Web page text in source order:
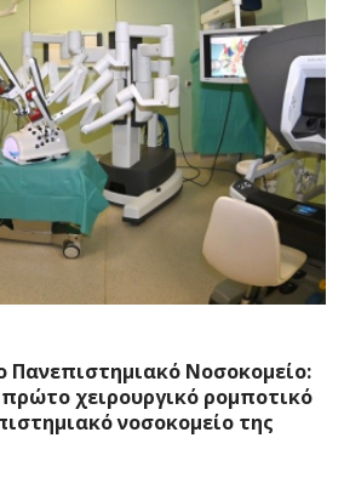
Πανεπιστημιακό Νοσοκομείο:
χειρουργικό ρομποτικό
νοσοκομείο της